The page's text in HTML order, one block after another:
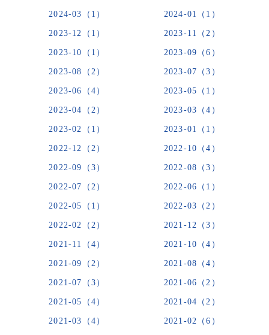
2024-03（1） 2024-01（1）
2023-12（1） 2023-11（2）
2023-10（1） 2023-09（6）
2023-08（2） 2023-07（3）
2023-06（4） 2023-05（1）
2023-04（2） 2023-03（4）
2023-02（1） 2023-01（1）
2022-12（2） 2022-10（4）
2022-09（3） 2022-08（3）
2022-07（2） 2022-06（1）
2022-05（1） 2022-03（2）
2022-02（2） 2021-12（3）
2021-11（4） 2021-10（4）
2021-09（2） 2021-08（4）
2021-07（3） 2021-06（2）
2021-05（4） 2021-04（2）
2021-03（4） 2021-02（6）